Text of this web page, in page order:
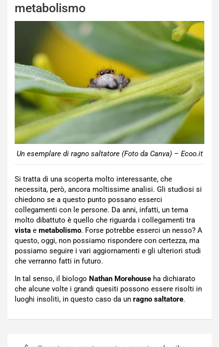
metabolismo
Un esemplare di ragno saltatore (Foto da Canva) – Ecoo.it
Si tratta di una scoperta molto interessante, che
necessita, però, ancora moltissime analisi. Gli studiosi si
chiedono se a questo punto possano esserci
collegamenti con le persone. Da anni, infatti, un tema
molto dibattuto è quello che riguarda i collegamenti tra
vista e metabolismo. Forse potrebbe esserci un nesso? A
questo, oggi, non possiamo rispondere con certezza, ma
possiamo seguire i vari aggiornamenti e gli ulteriori studi
che verranno fatti in futuro.
In tal senso, il biologo Nathan Morehouse ha dichiarato
che alcune volte i grandi quesiti possono essere risolti in
luoghi insoliti, in questo caso da un ragno saltatore.
Navigazione